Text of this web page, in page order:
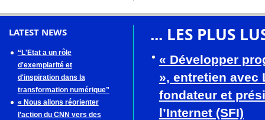
LATEST NEWS
“L'Etat a un rôle
d'exemplarité et
d'inspiration dans la
transformation numérique”
« Nous allons réorienter
l’action du CNN vers des
... LES PLUS
« Développer
», entretien avec
fondateur et
l’Internet (SFI)